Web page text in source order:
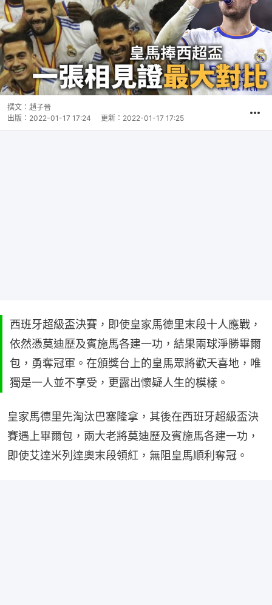
撰文： 趙子晉
出版： 2022-01-17 17:24 更新： 2022-01-17 17:25
西班牙超級盃決賽，即使皇家馬德里末段十人應戰，
依然憑莫迪歷及賓施馬各建一功，結果兩球淨勝畢爾
包，勇奪冠軍。在頒獎台上的皇馬眾將歡天喜地，唯
獨是一人並不享受，更露出懷疑人生的模樣。
皇家馬德里先淘汰巴塞隆拿，其後在西班牙超級盃決
賽遇上畢爾包，兩大老將莫迪歷及賓施馬各建一功，
即使艾達米列達奧末段領紅，無阻皇馬順利奪冠。